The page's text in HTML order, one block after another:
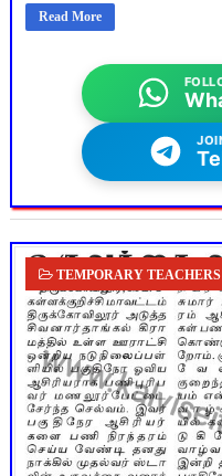
Read More
TEMPORARY